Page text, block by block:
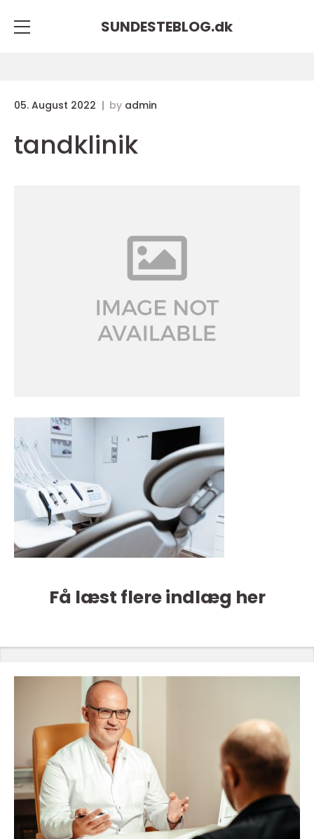
SUNDESTEBLOG.dk
05. August 2022 by admin
tandklinik
Få læst flere indlæg her